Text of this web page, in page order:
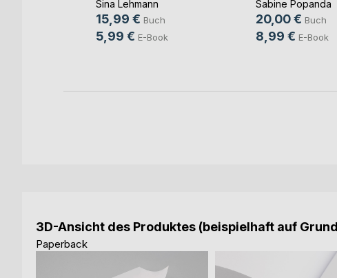
Sina Lehmann
15,99 € Buch
5,99 € E-Book
Sabine Popanda
20,00 € Buch
8,99 € E-Book
3D-Ansicht des Produktes (beispielhaft auf
Paperback